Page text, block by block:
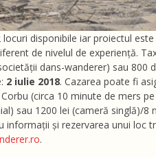
disponibile iar proiectul
de nivelul de experiență.
dans-wanderer) sau 800
2 iulie 2018. Cazarea poate fi
(circa 10 minute de mers
sau 1200 lei (cameră singlă)/8
informații și rezervarea unui loc
.